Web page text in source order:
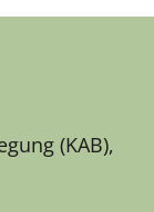
(KAB),